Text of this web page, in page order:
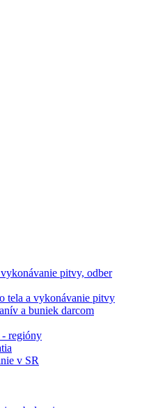
pitvy, odber
tela a vykonávanie pitvy
a buniek darcom
- regióny
v SR